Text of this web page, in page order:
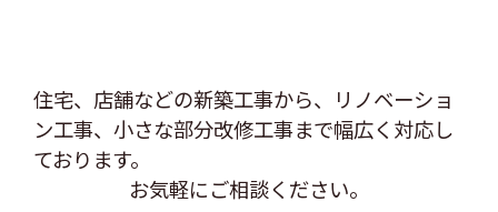
住宅、店舗などの新築工事から、リノベーショ
ン工事、 小さな部分改修工事まで幅広く対応し
ております。
お気軽にご相談ください。